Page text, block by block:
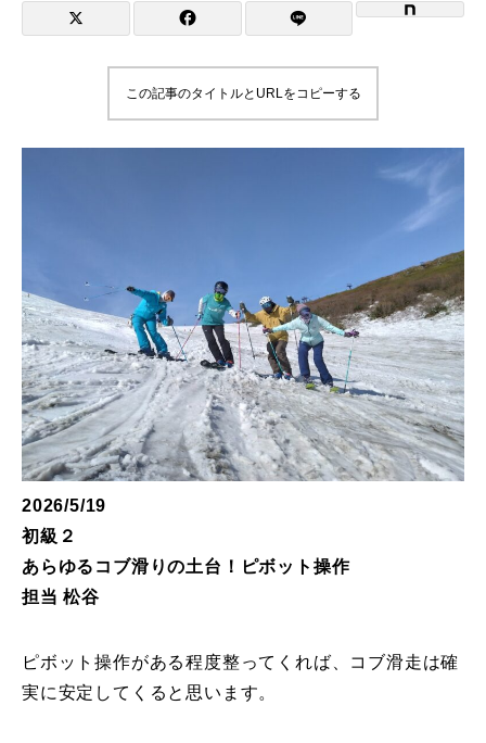
スキー場から選ぶ Ski Area
鷲ヶ岳＆高鷲スノーパーク
白馬五竜FA
レッスンテーマから選ぶ Lesson Theme
初級1
初級2
中級1
特別講座
PV
この記事のタイトルとURLをコピーする
2026/5/19
初級２
あらゆるコブ滑りの土台！ピボット操作
担当 松谷
ピボット操作がある程度整ってくれば、コブ滑走は確
実に安定してくると思います。